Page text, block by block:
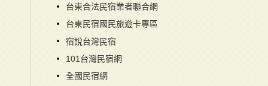
台東合法民宿業者聯合網
台東民宿國民旅遊卡專區
宿說台灣民宿
101台灣民宿網
全國民宿網